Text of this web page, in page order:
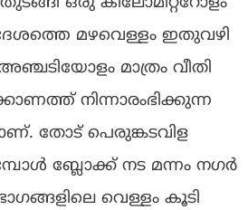
മഴവെള്ളം ഇതുവഴി
മാത്രം വീതി
നിന്നാരംഭിക്കുന്ന
തോട് പെരുങ്കടവിള
ബ്ലോക്ക് നട മന്നം നഗർ
വെള്ളം കൂടി